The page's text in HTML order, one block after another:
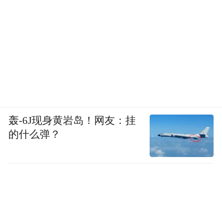
轰-6J现身黄岩岛！网友：挂
的什么弹？